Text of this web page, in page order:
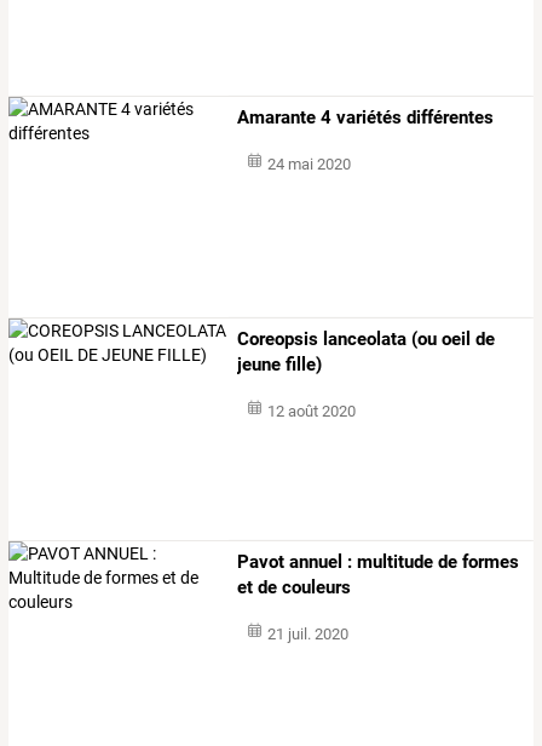
Amarante 4 variétés différentes
24 mai 2020
Coreopsis lanceolata (ou oeil de
jeune fille)
12 août 2020
Pavot annuel : multitude de formes
et de couleurs
21 juil. 2020